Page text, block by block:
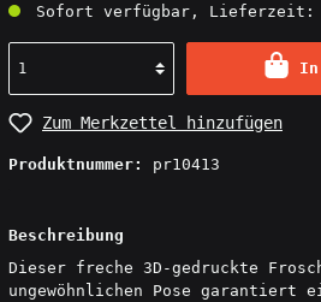
Sofort verfügbar, Lieferzeit:
In
Zum Merkzettel hinzufügen
Produktnummer: pr10413
Beschreibung
Dieser freche 3D-gedruckte
ungewöhnlichen Pose garantiert